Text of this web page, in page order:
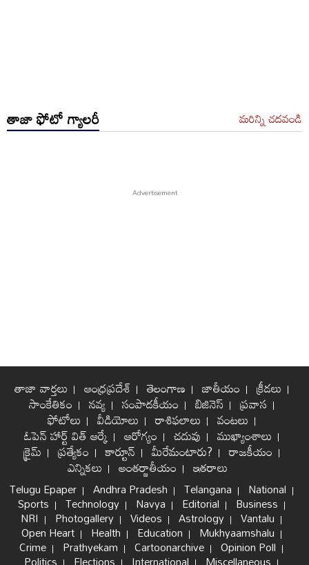
తాజా ఫోటో గ్యాలరీ మరిన్ని చదవండి
తాజా వార్తలు ఆంధ్రప్రదేశ్ తెలంగాణ జాతీయం క్రీడలు
సాంకేతికం నవ్య సంపాదకీయం బిజినెస్ ప్రవాస
ఫోటోలు వీడియోలు రాశిఫలాలు వంటలు
ఓపెన్ హార్ట్ విత్ ఆర్కే ఆరోగ్యం చదువు ముఖ్యాంశాలు
క్రైమ్ ప్రత్యేకం కార్టూన్ మీరేమంటారు? రాజకీయం
ఎన్నికలు అంతర్జాతీయం ఇతరాలు
Telugu Epaper Andhra Pradesh Telangana National
Sports Technology Navya Editorial Business
NRI Photogallery Videos Astrology Vantalu
Open Heart Health Education Mukhyaamshalu
Crime Prathyekam Cartoonarchive Opinion Poll